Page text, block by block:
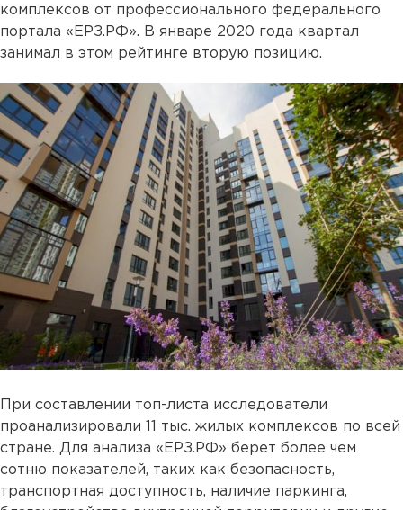
комплексов от профессионального федерального
портала «ЕРЗ.РФ». В январе 2020 года квартал
занимал в этом рейтинге вторую позицию.
При составлении топ-листа исследователи
проанализировали 11 тыс. жилых комплексов по всей
стране. Для анализа «ЕРЗ.РФ» берет более чем
сотню показателей, таких как безопасность,
транспортная доступность, наличие паркинга,